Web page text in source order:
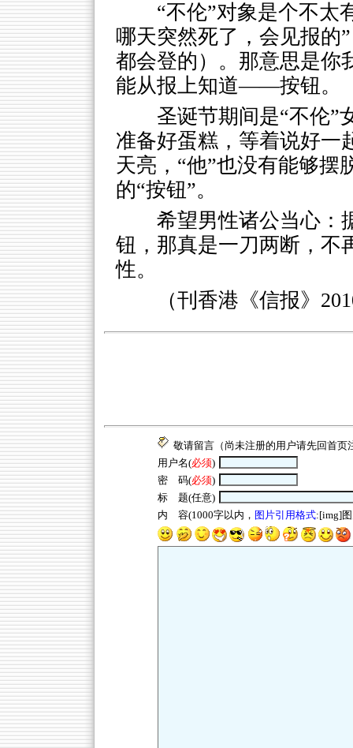
“不伦”对象是个不太
哪天突然死了，会见报的
都会登的）。那意思是你
能从报上知道——按钮。
圣诞节期间是“不伦”
准备好蛋糕，等着说好一
天亮，“他”也没有能够摆
的“按钮”。
希望男性诸公当心：
钮，那真是一刀两断，不
性。
（刊香港《信报》
敬请留言（尚未注册的用户请先回首页
用户名(必须)
密 码(必须)
标 题(任意)
内 容(1000字以内， 图片引用格式:[img]